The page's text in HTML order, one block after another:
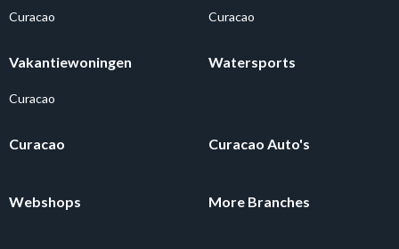
Curacao Curacao
Vakantiewoningen
Curacao
Watersports
Curacao Curacao Auto's
Webshops More Branches